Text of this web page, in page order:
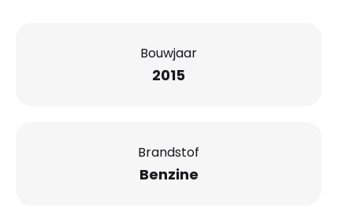
Bouwjaar
2015
Brandstof
Benzine